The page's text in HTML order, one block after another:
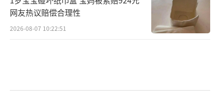
网友热议赔偿合理性
2026-08-07 10:22:51